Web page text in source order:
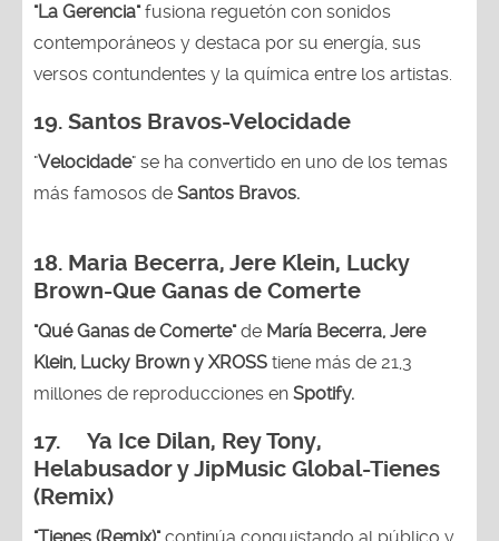
"La Gerencia"fusiona reguetón con sonidos
contemporáneos y destaca por su energía, sus
versos contundentes y la química entre los artistas.
19. Santos Bravos-Velocidade
"Velocidade" se ha convertido en uno de los temas
más famosos de Santos Bravos.
18. Maria Becerra, Jere Klein, Lucky
Brown-Que Ganas de Comerte
"Qué Ganas de Comerte"de María Becerra, Jere
Klein, Lucky Brown y XROSS tiene más de 21,3
millones de reproducciones en Spotify.
17. Ya Ice Dilan, Rey Tony,
Helabusador y JipMusic Global-Tienes
(Remix)